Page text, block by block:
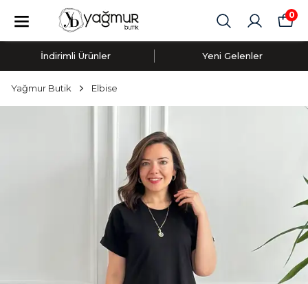
0
İndirimli Ürünler Yeni Gelenler
Yağmur Butik Elbise